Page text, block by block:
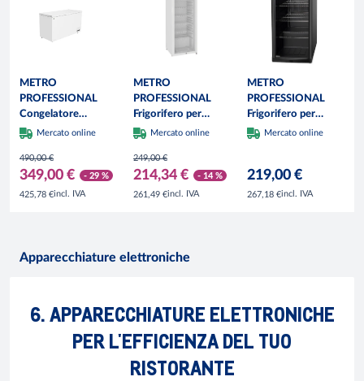
METRO
PROFESSIONAL
Congelatore
GHF2400, acciaio /
136.5x73.5x83.5
cm, 400 L, 130 W,
1 cestello,
Mercato online
490,00 €
349,00 € - 29 %
425,78 €incl. IVA
METRO
PROFESSIONAL
Frigorifero per
bevande GSC4240,
cm, 237 L, bianco
Mercato online
249,00 €
214,34 € - 14 %
261,49 €incl. IVA
METRO
PROFESSIONAL
Frigorifero per
bevande GPC1088,
Mercato online
219,00 €
267,18 €incl. IVA
Apparecchiature elettroniche
6. APPARECCHIATURE ELETTRONICHE
PER L'EFFICIENZA DEL TUO
RISTORANTE